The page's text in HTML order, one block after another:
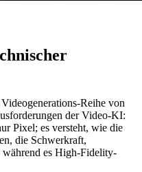
Reihe von
der Video-KI:
Pixel; es versteht, wie die
die Schwerkraft,
es High-Fidelity-